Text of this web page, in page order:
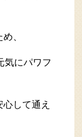
、
気にパワフ
して通え